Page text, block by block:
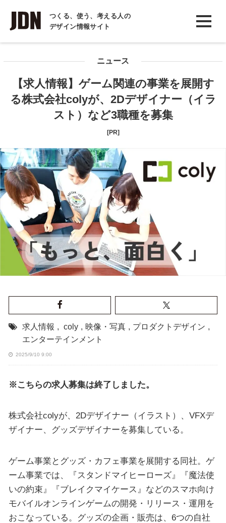
つくる、使う、考える人の
デザイン情報サイト
INTERVIEW
インタビュー
COLUMN
ニュース
【求人情報】ゲーム関連の事業を展開す
る株式会社colyが、2Dデザイナー（イラ
スト）など3職種を募集
[PR]
求人情報 , coly , 映像・写真 , プロダクトデザイン ,
エンターテインメント
2025/9/10 9:00
※こちらの求人募集は終了しました。
株式会社colyが、2Dデザイナー（イラスト）、VFXデ
ザイナー、グッズデザイナーを募集している。
ゲーム事業とグッズ・カフェ事業を展開する同社。ゲ
ーム事業では、『スタンドマイヒーローズ』『魔法使
いの約束』『ブレイクマイケース』などのスマホ向け
モバイルオンラインゲームの開発・リリース・運用を
おこなっている。グッズの企画・販売は、6つの自社